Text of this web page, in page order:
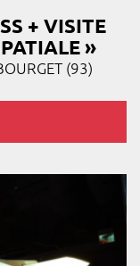
+ VISITE
»
(93)